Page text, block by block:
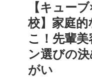
【キュー
校】家庭
こ！先輩
ン選びの
がい